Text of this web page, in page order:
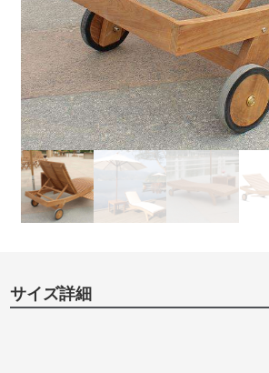
サイズ詳細